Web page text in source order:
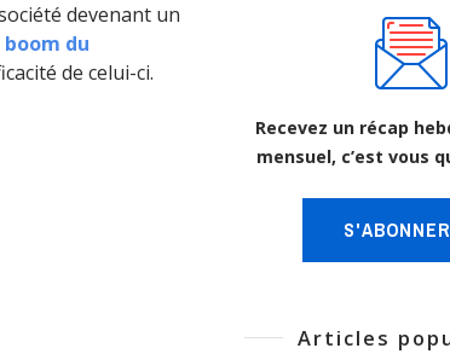
devenant un
boom du
de celui-ci.
Recevez un récap
mensuel, c’est vous
Articles